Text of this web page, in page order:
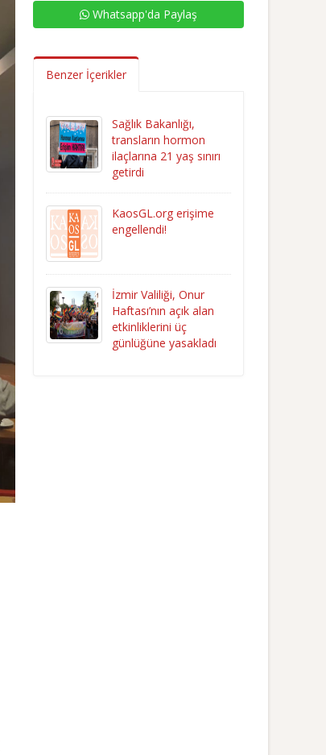
Whatsapp'da Paylaş
Benzer İçerikler
Sağlık Bakanlığı,
transların hormon
ilaçlarına 21 yaş sınırı
getirdi
KaosGL.org erişime
engellendi!
İzmir Valiliği, Onur
Haftası’nın açık alan
etkinliklerini üç
günlüğüne yasakladı